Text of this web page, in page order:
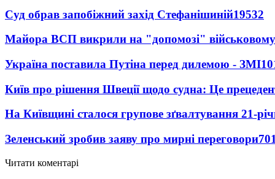
Суд обрав запобіжний захід Стефанішиній19532
Майора ВСП викрили на "допомозі"
Україна поставила Путіна перед дилемою - ЗМІ
Київ про рішення Швеції щодо судна: Це
На Київщині сталося групове зґвалтування 21-
Зеленський зробив заяву про мирні переговори
Читати коментарі